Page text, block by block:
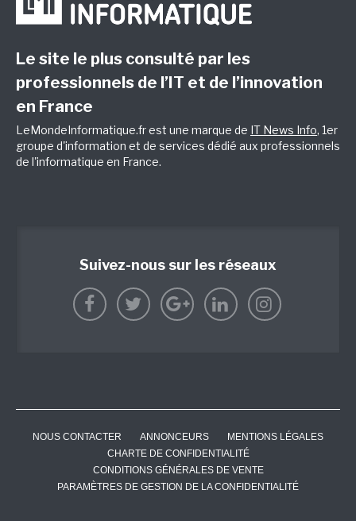
Le site le plus consulté par les
professionnels de l’IT et de l’innovation
en France
LeMondeInformatique.fr est une marque de IT News Info, 1er
groupe d'information et de services dédié aux professionnels
de l'informatique en France.
Suivez-nous sur les réseaux
NOUS CONTACTER ANNONCEURS
MENTIONS LÉGALES
CHARTE DE CONFIDENTIALITÉ
CONDITIONS GÉNÉRALES DE VENTE
PARAMÈTRES DE GESTION DE LA CONFIDENTIALITÉ